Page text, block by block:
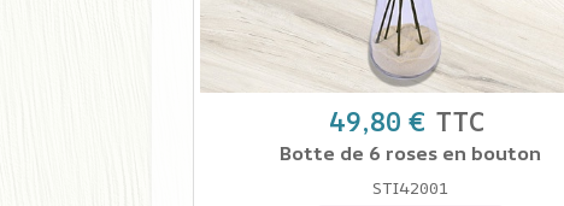
49,80 € TTC
Botte de 6 roses en bouton
STI42001